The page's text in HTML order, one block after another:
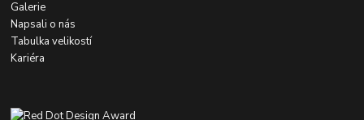
Galerie
Napsali o nás
Tabulka velikostí
Kariéra